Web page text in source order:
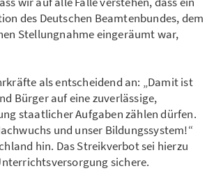
des Deutschen Beamtenbundes, dem
Stellungnahme eingeräumt war,
als entscheidend an: „Damit ist
Bürger auf eine zuverlässige,
staatlicher Aufgaben zählen dürfen.
und unser Bildungssystem!“
hin. Das Streikverbot sei hierzu
sichere.